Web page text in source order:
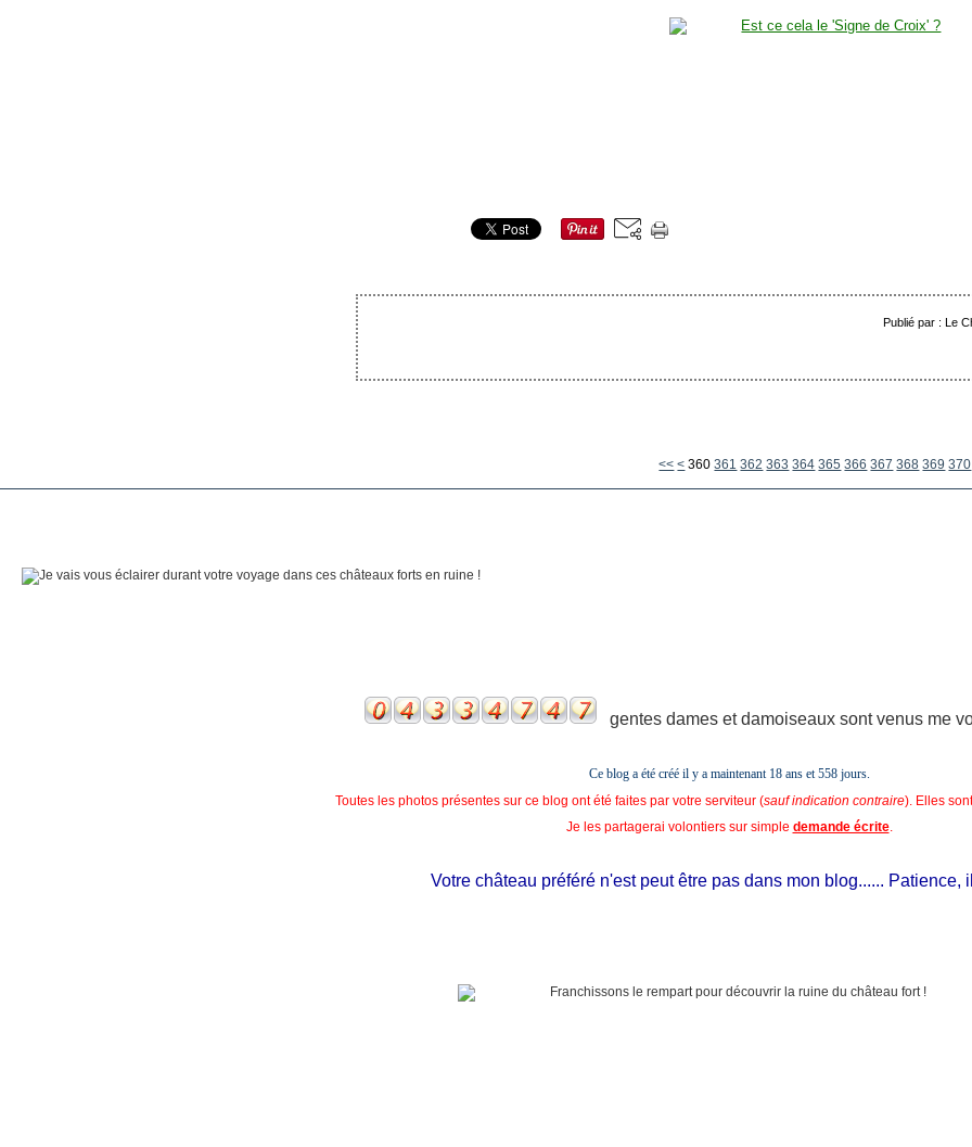
Publié par : Le
<< < 300
310
320
330
340
350
360 361 362 363 364 365 366 367 368 369 370
gentes dames et damoiseaux sont venus me
Ce blog a été créé il y a maintenant 18 ans et558 jours.
Toutes les photos présentes sur ce blog ont été faites par votre serviteur (sauf indication contraire). Elles
Je les partagerai volontiers sur simple demande écrite.
Votre château préféré n'est peut être pas dans mon blog...... Patience, il